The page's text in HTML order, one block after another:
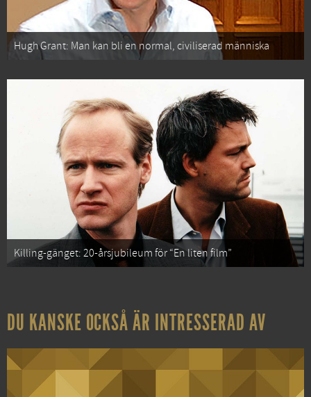
Hugh Grant: Man kan bli en normal, civiliserad människa
Killing-gänget: 20-årsjubileum för “En liten film”
DU KANSKE OCKSÅ ÄR INTRESSERAD AV